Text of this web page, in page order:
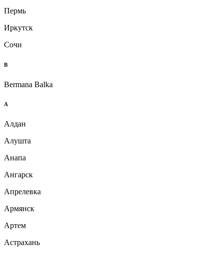
Пермь
Иркутск
Сочи
B
Bermana Balka
А
Алдан
Алушта
Анапа
Ангарск
Апрелевка
Армянск
Артем
Астрахань